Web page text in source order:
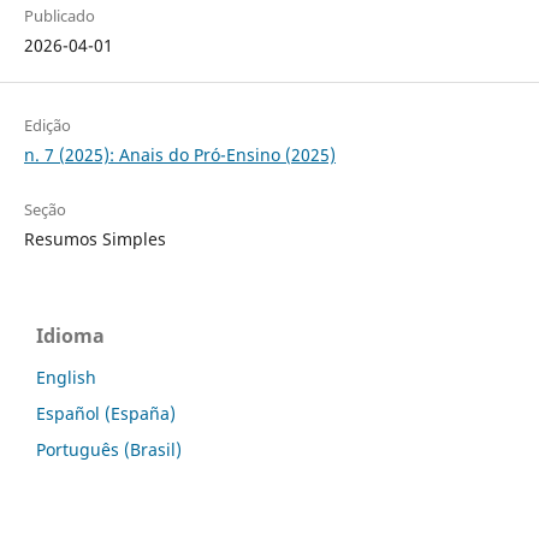
Publicado
2026-04-01
Edição
n. 7 (2025): Anais do Pró-Ensino (2025)
Seção
Resumos Simples
Idioma
English
Español (España)
Português (Brasil)